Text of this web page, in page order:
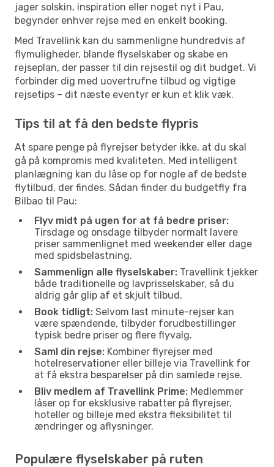
jager solskin, inspiration eller noget nyt i Pau,
begynder enhver rejse med en enkelt booking.
Med Travellink kan du sammenligne hundredvis af
flymuligheder, blande flyselskaber og skabe en
rejseplan, der passer til din rejsestil og dit budget. Vi
forbinder dig med uovertrufne tilbud og vigtige
rejsetips – dit næste eventyr er kun et klik væk.
Tips til at få den bedste flypris
At spare penge på flyrejser betyder ikke, at du skal
gå på kompromis med kvaliteten. Med intelligent
planlægning kan du låse op for nogle af de bedste
flytilbud, der findes. Sådan finder du budgetfly fra
Bilbao til Pau:
Flyv midt på ugen for at få bedre priser:
Tirsdage og onsdage tilbyder normalt lavere
priser sammenlignet med weekender eller dage
med spidsbelastning.
Sammenlign alle flyselskaber: Travellink tjekker
både traditionelle og lavprisselskaber, så du
aldrig går glip af et skjult tilbud.
Book tidligt: Selvom last minute-rejser kan
være spændende, tilbyder forudbestillinger
typisk bedre priser og flere flyvalg.
Saml din rejse: Kombiner flyrejser med
hotelreservationer eller billeje via Travellink for
at få ekstra besparelser på din samlede rejse.
Bliv medlem af Travellink Prime: Medlemmer
låser op for eksklusive rabatter på flyrejser,
hoteller og billeje med ekstra fleksibilitet til
ændringer og aflysninger.
Populære flyselskaber på ruten